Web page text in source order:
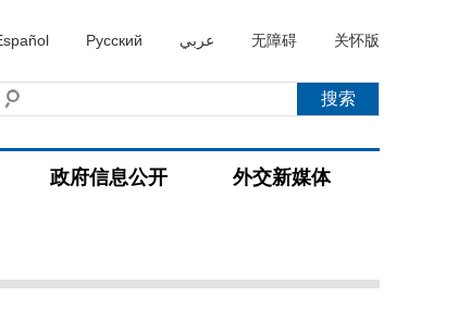
Русский عربي 无障碍 关怀版
政府信息公开 外交新媒体